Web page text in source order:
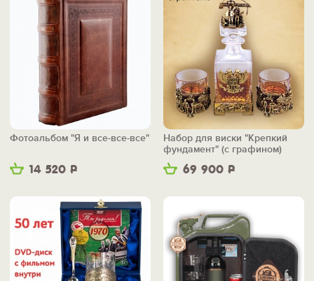
14 520 Р
Фотоальбом "Я и все-все-все"
69 900 Р
Набор для виски "Крепкий
фундамент" (с графином)